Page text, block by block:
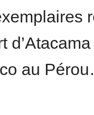
au